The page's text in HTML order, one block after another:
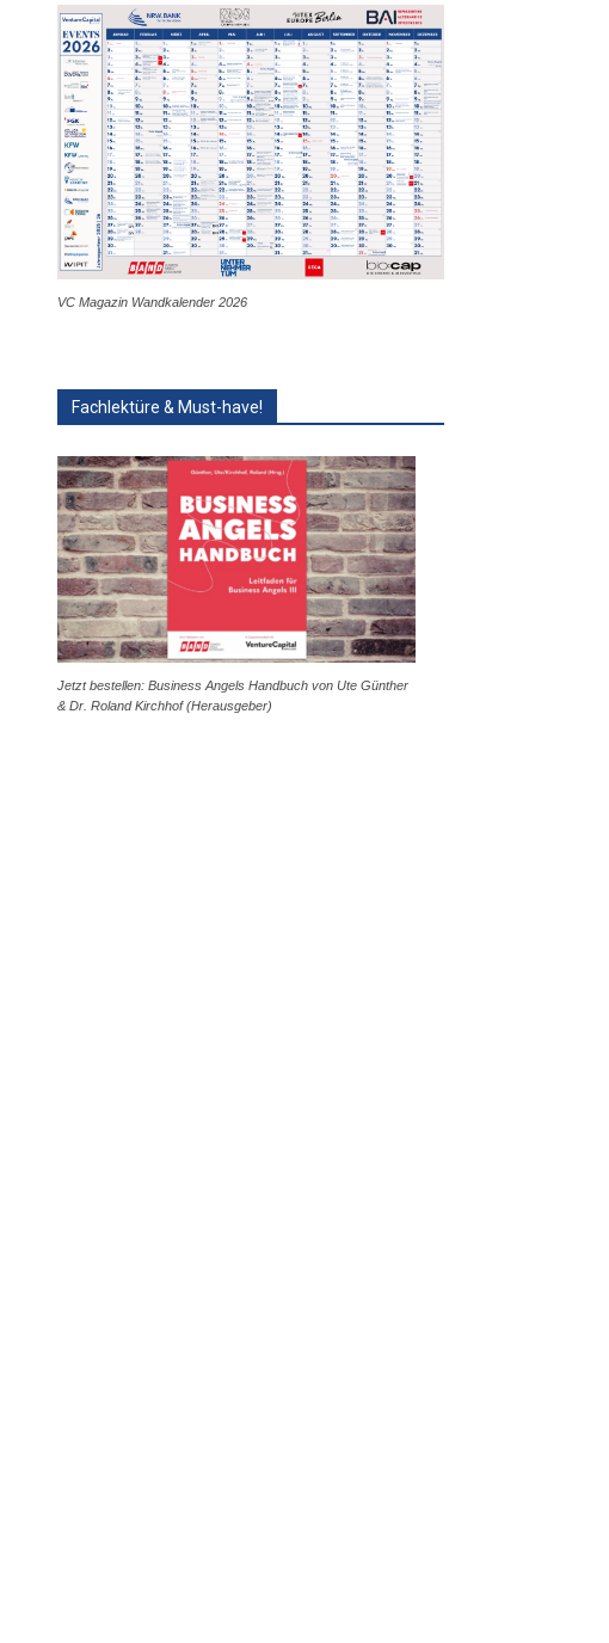
VC Magazin Wandkalender 2026
Fachlektüre & Must-have!
Jetzt bestellen: Business Angels Handbuch von Ute Günther
& Dr. Roland Kirchhof (Herausgeber)